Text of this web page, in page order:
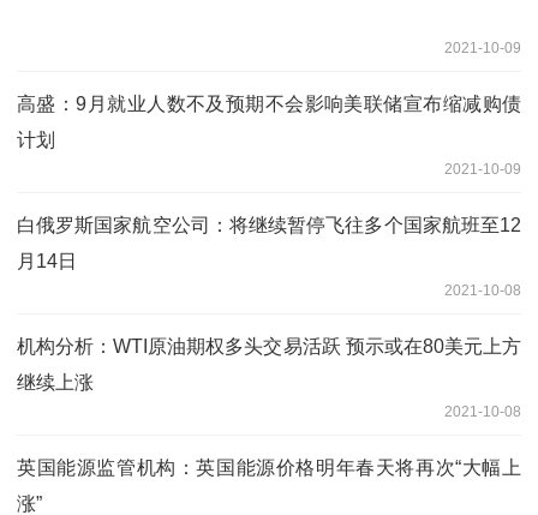
2021-10-09
高盛：9月就业人数不及预期不会影响美联储宣布缩减购债
计划
2021-10-09
白俄罗斯国家航空公司：将继续暂停飞往多个国家航班至12
月14日
2021-10-08
机构分析：WTI原油期权多头交易活跃 预示或在80美元上方
继续上涨
2021-10-08
英国能源监管机构：英国能源价格明年春天将再次“大幅上
涨”